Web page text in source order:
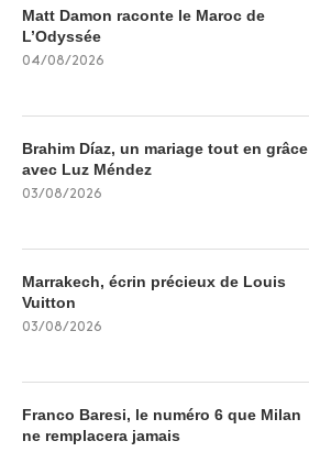
Matt Damon raconte le Maroc de
L’Odyssée
04/08/2026
Brahim Díaz, un mariage tout en grâce
avec Luz Méndez
03/08/2026
Marrakech, écrin précieux de Louis
Vuitton
03/08/2026
Franco Baresi, le numéro 6 que Milan
ne remplacera jamais